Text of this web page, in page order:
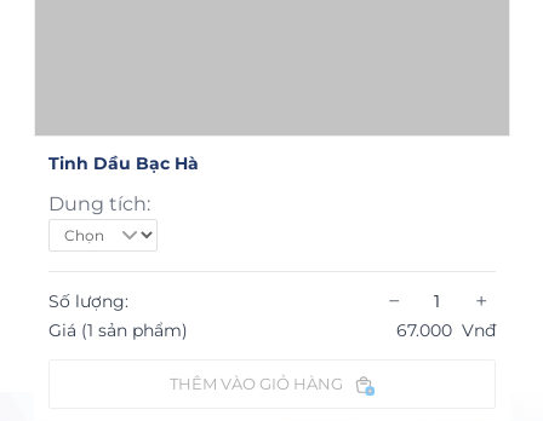
Tinh Dầu Bạc Hà
Dung tích:
Số lượng: − +
Giá (1 sản phẩm) 67.000 Vnđ
THÊM VÀO GIỎ HÀNG